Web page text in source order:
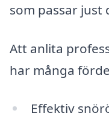
som passar just
Att anlita
har många
Effektiv